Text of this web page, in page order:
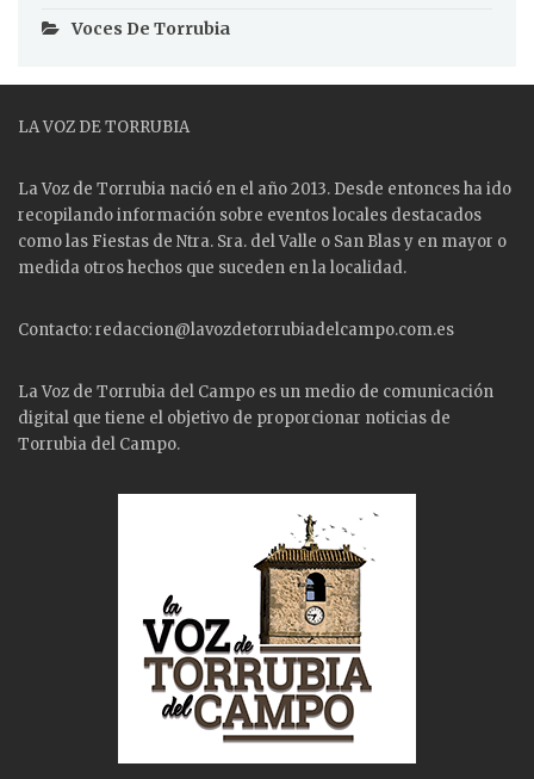
Voces De Torrubia
LA VOZ DE TORRUBIA
La Voz de Torrubia nació en el año 2013. Desde entonces ha ido
recopilando información sobre eventos locales destacados
como las Fiestas de Ntra. Sra. del Valle o San Blas y en mayor o
medida otros hechos que suceden en la localidad.
Contacto: redaccion@lavozdetorrubiadelcampo.com.es
La Voz de Torrubia del Campo es un medio de comunicación
digital que tiene el objetivo de proporcionar noticias de
Torrubia del Campo.